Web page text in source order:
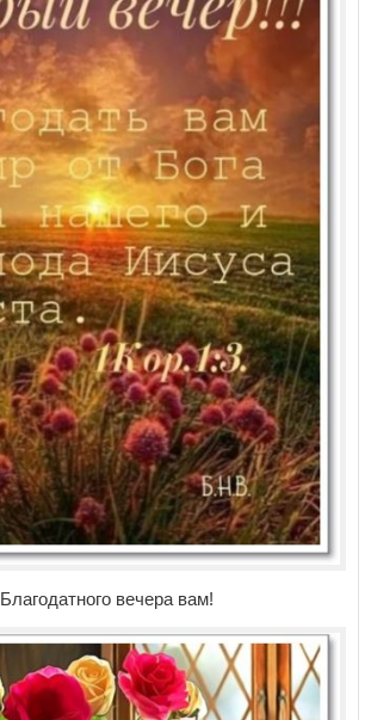
Благодатного вечера вам!